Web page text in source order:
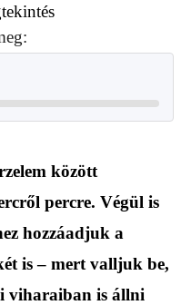
között
percre. Végül is
hozzáadjuk a
is – mert valljuk be,
viharaiban is állni